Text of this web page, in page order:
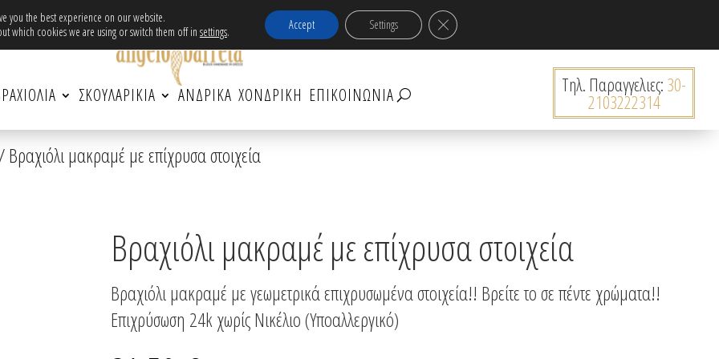
μεταφορικά εντός Ελλάδας για αγορές άνω των 30€!
ΣΚΟΥΛΑΡΙΚΙΑ ΑΝΔΡΙΚΆ ΧΟΝΔΡΙΚΗ ΕΠΙΚΟΙΝΩΝΊΑ Tηλ. Παραγγελιες: 30-
2103222314
Βραχιόλι μακραμέ με επίχρυσα στοιχεία
Βραχιόλι μακραμέ με επίχρυσα στοιχεία
Βραχιόλι μακραμέ με γεωμετρικά επιχρυσωμένα στοιχεία!! Βρείτε το σε πέντε χρώματα!!
Επιχρύσωση 24k χωρίς Νικέλιο (Υποαλλεργικό)
you the best experience on our website.
which cookies we are using or switch them off in settings. Accept Settings Κλείσιμο του Cookie banner για το GDPR